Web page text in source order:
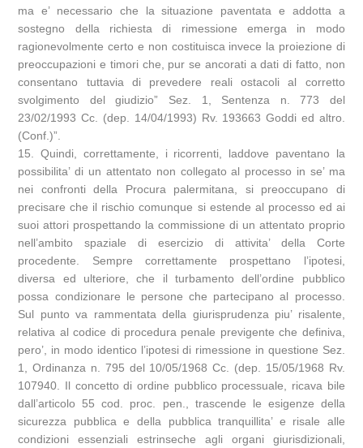
ma e’ necessario che la situazione paventata e addotta a
sostegno della richiesta di rimessione emerga in modo
ragionevolmente certo e non costituisca invece la proiezione di
preoccupazioni e timori che, pur se ancorati a dati di fatto, non
consentano tuttavia di prevedere reali ostacoli al corretto
svolgimento del giudizio” Sez. 1, Sentenza n. 773 del
23/02/1993 Cc. (dep. 14/04/1993) Rv. 193663 Goddi ed altro.
(Conf.)”.
15. Quindi, correttamente, i ricorrenti, laddove paventano la
possibilita’ di un attentato non collegato al processo in se’ ma
nei confronti della Procura palermitana, si preoccupano di
precisare che il rischio comunque si estende al processo ed ai
suoi attori prospettando la commissione di un attentato proprio
nell’ambito spaziale di esercizio di attivita’ della Corte
procedente. Sempre correttamente prospettano l’ipotesi,
diversa ed ulteriore, che il turbamento dell’ordine pubblico
possa condizionare le persone che partecipano al processo.
Sul punto va rammentata della giurisprudenza piu’ risalente,
relativa al codice di procedura penale previgente che definiva,
pero’, in modo identico l’ipotesi di rimessione in questione Sez.
1, Ordinanza n. 795 del 10/05/1968 Cc. (dep. 15/05/1968 Rv.
107940. Il concetto di ordine pubblico processuale, ricava bile
dall’articolo 55 cod. proc. pen., trascende le esigenze della
sicurezza pubblica e della pubblica tranquillita’ e risale alle
condizioni essenziali estrinseche agli organi giurisdizionali,